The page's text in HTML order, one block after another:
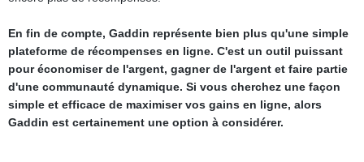
En fin de compte, Gaddin représente bien plus qu'une simple
plateforme de récompenses en ligne. C'est un outil puissant
pour économiser de l'argent, gagner de l'argent et faire partie
d'une communauté dynamique. Si vous cherchez une façon
simple et efficace de maximiser vos gains en ligne, alors
Gaddin est certainement une option à considérer.